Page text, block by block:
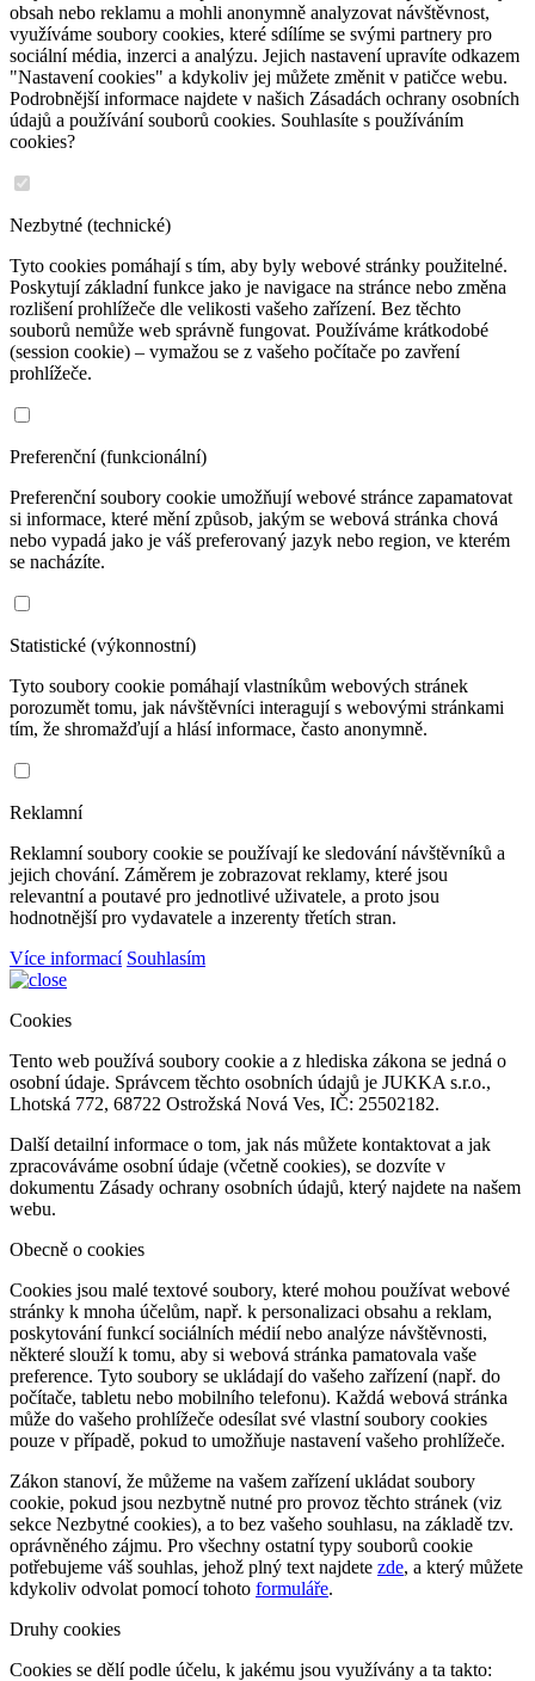
obsah nebo reklamu a mohli anonymně analyzovat návštěvnost,
využíváme soubory cookies, které sdílíme se svými partnery pro
sociální média, inzerci a analýzu. Jejich nastavení upravíte odkazem
"Nastavení cookies" a kdykoliv jej můžete změnit v patičce webu.
Podrobnější informace najdete v našich Zásadách ochrany osobních
údajů a používání souborů cookies. Souhlasíte s používáním
cookies?
Nezbytné (technické)
Tyto cookies pomáhají s tím, aby byly webové stránky použitelné.
Poskytují základní funkce jako je navigace na stránce nebo změna
rozlišení prohlížeče dle velikosti vašeho zařízení. Bez těchto
souborů nemůže web správně fungovat. Používáme krátkodobé
(session cookie) – vymažou se z vašeho počítače po zavření
prohlížeče.
Preferenční (funkcionální)
Preferenční soubory cookie umožňují webové stránce zapamatovat
si informace, které mění způsob, jakým se webová stránka chová
nebo vypadá jako je váš preferovaný jazyk nebo region, ve kterém
se nacházíte.
Statistické (výkonnostní)
Tyto soubory cookie pomáhají vlastníkům webových stránek
porozumět tomu, jak návštěvníci interagují s webovými stránkami
tím, že shromažďují a hlásí informace, často anonymně.
Reklamní
Reklamní soubory cookie se používají ke sledování návštěvníků a
jejich chování. Záměrem je zobrazovat reklamy, které jsou
relevantní a poutavé pro jednotlivé uživatele, a proto jsou
hodnotnější pro vydavatele a inzerenty třetích stran.
Více informací Souhlasím
Cookies
Tento web používá soubory cookie a z hlediska zákona se jedná o
osobní údaje. Správcem těchto osobních údajů je JUKKA s.r.o.,
Lhotská 772, 68722 Ostrožská Nová Ves, IČ: 25502182.
Další detailní informace o tom, jak nás můžete kontaktovat a jak
zpracováváme osobní údaje (včetně cookies), se dozvíte v
dokumentu Zásady ochrany osobních údajů, který najdete na našem
webu.
Obecně o cookies
Cookies jsou malé textové soubory, které mohou používat webové
stránky k mnoha účelům, např. k personalizaci obsahu a reklam,
poskytování funkcí sociálních médií nebo analýze návštěvnosti,
některé slouží k tomu, aby si webová stránka pamatovala vaše
preference. Tyto soubory se ukládají do vašeho zařízení (např. do
počítače, tabletu nebo mobilního telefonu). Každá webová stránka
může do vašeho prohlížeče odesílat své vlastní soubory cookies
pouze v případě, pokud to umožňuje nastavení vašeho prohlížeče.
Zákon stanoví, že můžeme na vašem zařízení ukládat soubory
cookie, pokud jsou nezbytně nutné pro provoz těchto stránek (viz
sekce Nezbytné cookies), a to bez vašeho souhlasu, na základě tzv.
oprávněného zájmu. Pro všechny ostatní typy souborů cookie
potřebujeme váš souhlas, jehož plný text najdete zde, a který můžete
kdykoliv odvolat pomocí tohoto formuláře.
Druhy cookies
Cookies se dělí podle účelu, k jakému jsou využívány a ta takto: